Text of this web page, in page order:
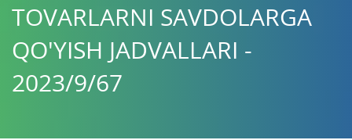
TOVARLARNI SAVDOLARGA
QO'YISH JADVALLARI -
2023/9/67